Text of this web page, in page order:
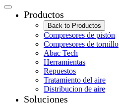
Productos
Back to Productos
Compresores de pistón
Compresores de tornillo
Abac Tech
Herramientas
Repuestos
Tratamiento del aire
Distribucion de aire
Soluciones